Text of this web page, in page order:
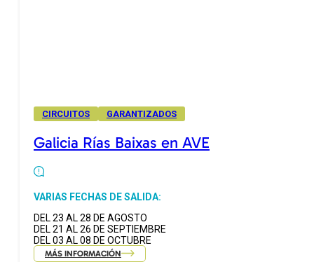
CIRCUITOS GARANTIZADOS
Galicia Rías Baixas en AVE
VARIAS FECHAS DE SALIDA:
DEL 23 AL 28 DE AGOSTO
DEL 21 AL 26 DE SEPTIEMBRE
DEL 03 AL 08 DE OCTUBRE
MÁS INFORMACIÓN